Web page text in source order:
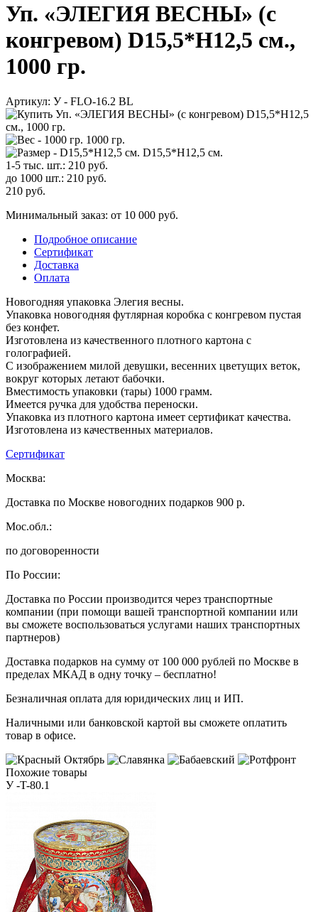
Уп. «ЭЛЕГИЯ ВЕСНЫ» (с
конгревом) D15,5*H12,5 см.,
1000 гр.
Артикул: У - FLO-16.2 BL
1000 гр.
D15,5*H12,5 см.
1-5 тыс. шт.: 210 руб.
до 1000 шт.: 210 руб.
210 руб.
Минимальный заказ: от 10 000 руб.
Подробное описание
Сертификат
Доставка
Оплата
Новогодняя упаковка Элегия весны.
Упаковка новогодняя футлярная коробка с конгревом пустая
без конфет.
Изготовлена из качественного плотного картона с
голографией.
С изображением милой девушки, весенних цветущих веток,
вокруг которых летают бабочки.
Вместимость упаковки (тары) 1000 грамм.
Имеется ручка для удобства переноски.
Упаковка из плотного картона имеет сертификат качества.
Изготовлена из качественных материалов.
Сертификат
Москва:
Доставка по Москве новогодних подарков 900 р.
Мос.обл.:
по договоренности
По России:
Доставка по России производится через транспортные
компании (при помощи вашей транспортной компании или
вы сможете воспользоваться услугами наших транспортных
партнеров)
Доставка подарков на сумму от 100 000 рублей по Москве в
пределах МКАД в одну точку – бесплатно!
Безналичная оплата для юридических лиц и ИП.
Наличными или банковской картой вы сможете оплатить
товар в офисе.
Похожие товары
У -T-80.1